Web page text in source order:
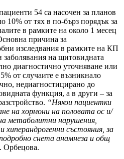
54 са насочен за планов
10% от тях в по-бърз порядък за
в рамките на около 1 месец
причина за
изследвания в рамките на КП
на щитовидната
диагностично уточняване или
от случаите е възникнало
недиагностицирано до
функция, а в други – за
“Някои пациентки
на хормони на половата ос и/
метаболитни нарушения,
хиперандрогенни състояния, за
снета анамнеза и общ
Орбецова.